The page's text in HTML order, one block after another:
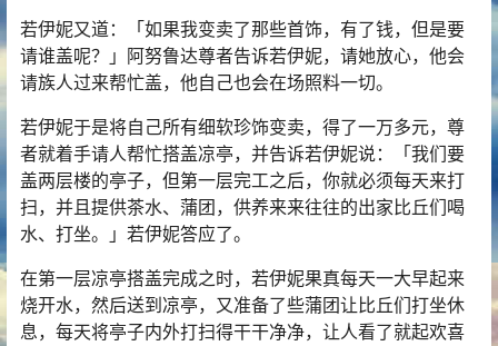
若伊妮又道：「如果我变卖了那些首饰，有了钱，但是要
请谁盖呢？」阿努鲁达尊者告诉若伊妮，请她放心，他会
请族人过来帮忙盖，他自己也会在场照料一切。
若伊妮于是将自己所有细软珍饰变卖，得了一万多元，尊
者就着手请人帮忙搭盖凉亭，并告诉若伊妮说：「我们要
盖两层楼的亭子，但第一层完工之后，你就必须每天来打
扫，并且提供茶水、蒲团，供养来来往往的出家比丘们喝
水、打坐。」若伊妮答应了。
在第一层凉亭搭盖完成之时，若伊妮果真每天一大早起来
烧开水，然后送到凉亭，又准备了些蒲团让比丘们打坐休
息，每天将亭子内外打扫得干干净净，让人看了就起欢喜